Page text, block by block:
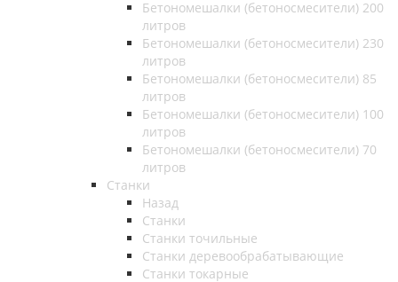
Бетономешалки (бетоносмесители) 200
литров
Бетономешалки (бетоносмесители) 230
литров
Бетономешалки (бетоносмесители) 85
литров
Бетономешалки (бетоносмесители) 100
литров
Бетономешалки (бетоносмесители) 70
литров
Станки
Назад
Станки
Станки точильные
Станки деревообрабатывающие
Станки токарные